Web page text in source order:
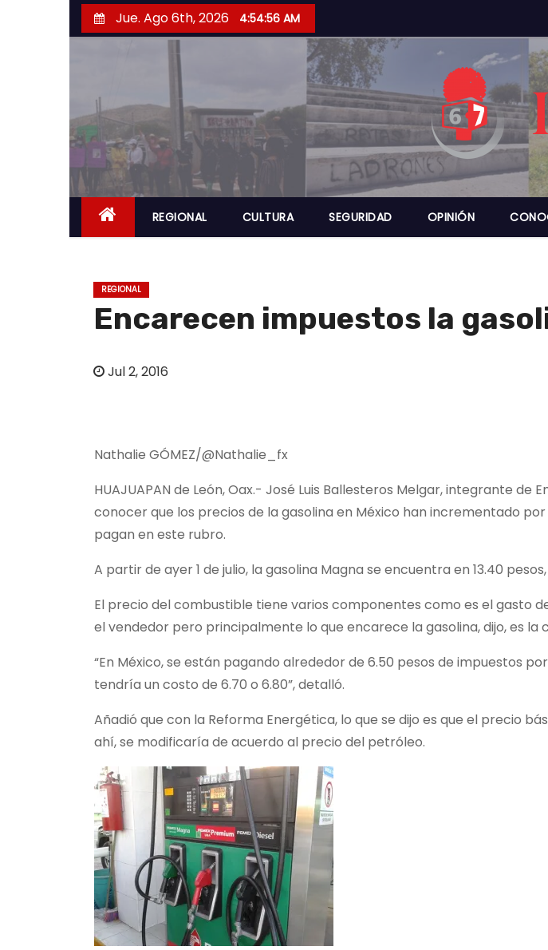
a
r
a
l
n
Jue. Ago 6th, 2026 4:54:57 AM
REGIONAL CULTURA SEGURIDAD OPINIÓN
REGIONAL
Encarecen impuestos la
Jul 2, 2016
Nathalie GÓMEZ/@Nathalie_fx
HUAJUAPAN de León, Oax.- José Luis Ballesteros Melgar, integrante de
conocer que los precios de la gasolina en México han incrementado
pagan en este rubro.
A partir de ayer 1 de julio, la gasolina Magna se encuentra en 13.40
El precio del combustible tiene varios componentes como es el gasto
el vendedor pero principalmente lo que encarece la gasolina, dijo, es la
“En México, se están pagando alrededor de 6.50 pesos de impuestos
tendría un costo de 6.70 o 6.80”, detalló.
Añadió que con la Reforma Energética, lo que se dijo es que el precio
ahí, se modificaría de acuerdo al precio del petróleo.